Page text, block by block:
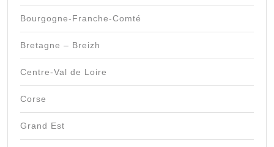
Bourgogne-Franche-Comté
Bretagne – Breizh
Centre-Val de Loire
Corse
Grand Est